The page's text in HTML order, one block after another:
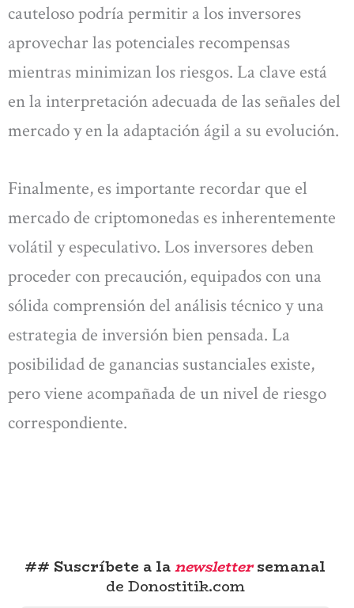
cauteloso podría permitir a los inversores
aprovechar las potenciales recompensas
mientras minimizan los riesgos. La clave está
en la interpretación adecuada de las señales del
mercado y en la adaptación ágil a su evolución.
Finalmente, es importante recordar que el
mercado de criptomonedas es inherentemente
volátil y especulativo. Los inversores deben
proceder con precaución, equipados con una
sólida comprensión del análisis técnico y una
estrategia de inversión bien pensada. La
posibilidad de ganancias sustanciales existe,
pero viene acompañada de un nivel de riesgo
correspondiente.
## Suscríbete a lanewslettersemanal
de Donostitik.com